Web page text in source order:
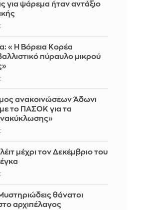
για ψάρεμα ήταν αντάξιο
«Η Βόρεια Κορέα
πύραυλο μικρού
ανακοινώσεων Άδωνι
το ΠΑΣΟΚ για τα
μέχρι τον Δεκέμβριο του
θάνατοι
αρχιπέλαγος